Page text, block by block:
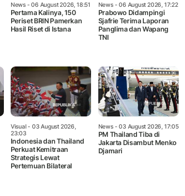
News- 06 August 2026, 18:51
Pertama Kalinya, 150
Periset BRIN Pamerkan
Hasil Riset di Istana
News- 06 August 2026, 17:22
Prabowo Didampingi
Sjafrie Terima Laporan
Panglima dan Wapang
TNI
Visual - 03 August 2026,
23:03
Indonesia dan Thailand
Perkuat Kemitraan
Strategis Lewat
Pertemuan Bilateral
News- 03 August 2026, 17:05
PM Thailand Tiba di
Jakarta Disambut Menko
Djamari